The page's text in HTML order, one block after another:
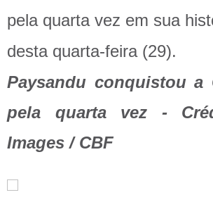
pela quarta vez em sua
desta quarta-feira (29).
Paysandu conquistou a
pela quarta vez -
Images / CBF